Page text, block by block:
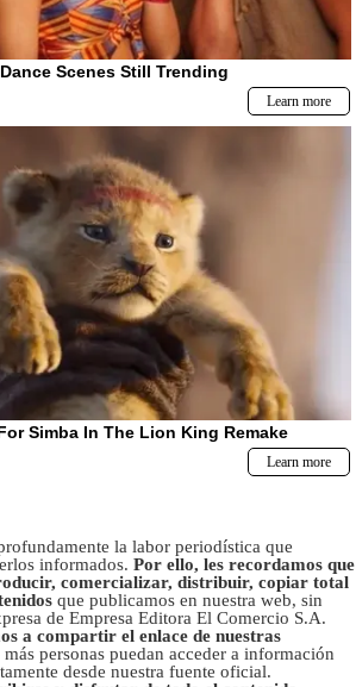
la labor periodística que
informados. Por ello, les recordamos que
comercializar, distribuir, copiar total
que publicamos en nuestra web, sin
de Empresa Editora El Comercio S.A.
a compartir el enlace de nuestras
más personas puedan acceder a información
desde nuestra fuente oficial.